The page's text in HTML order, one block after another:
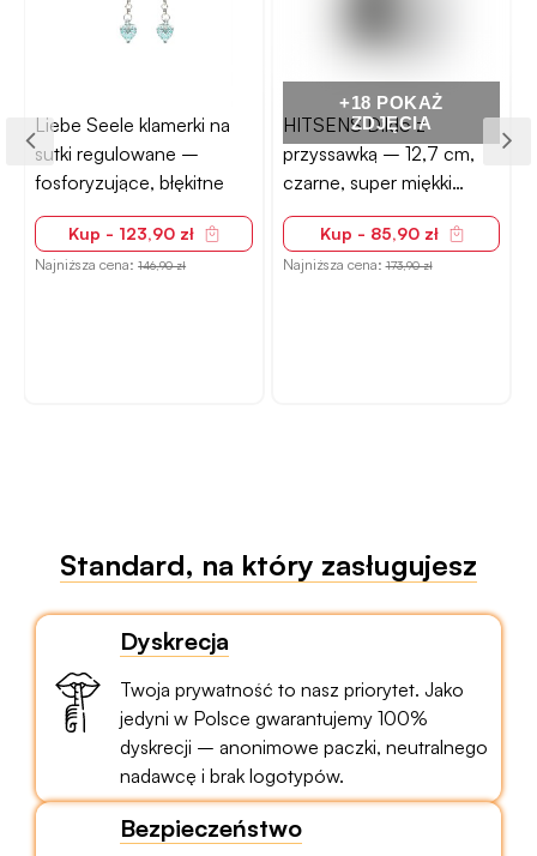
Liebe Seele klamerki na
sutki regulowane –
fosforyzujące, błękitne
Kup - 123,90 zł
Najniższa cena:146,90 zł
+18 POKAŻ
ZDJĘCIA
HITSENS Dildo z
przyssawką – 12,7 cm,
czarne, super miękki
silikon premium
Kup - 85,90 zł
Najniższa cena:173,90 zł
Standard, na który zasługujesz
Dyskrecja
Twoja prywatność to nasz priorytet. Jako
jedyni w Polsce gwarantujemy 100%
dyskrecji – anonimowe paczki, neutralnego
nadawcę i brak logotypów.
Bezpieczeństwo